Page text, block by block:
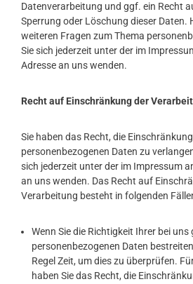
Datenverarbeitung und ggf. ein Recht
Sperrung oder Löschung dieser Daten.
weiteren Fragen zum Thema
Sie sich jederzeit unter der im
Adresse an uns wenden.
Recht auf Einschränkung der
Sie haben das Recht, die
personenbezogenen Daten zu
sich jederzeit unter der im Impressum
an uns wenden. Das Recht auf
Verarbeitung besteht in folgenden
Wenn Sie die Richtigkeit Ihrer bei uns
personenbezogenen Daten
Regel Zeit, um dies zu überprüfen.
haben Sie das Recht, die